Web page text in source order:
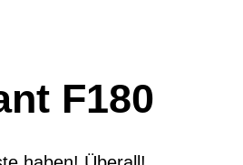
F180